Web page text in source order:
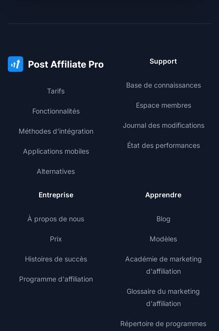
Tarifs
Fonctionnalités
Méthodes d'intégration
Applications mobiles
Alternatives
Support
Base de connaissances
Espace membres
Journal des modifications
État des performances
Entreprise
À propos de nous
Prix
Histoires de succès
Programme d'affiliation
Apprendre
Blog
Modèles
Académie de marketing
d'affiliation
Glossaire du marketing
d'affiliation
Répertoire de programmes